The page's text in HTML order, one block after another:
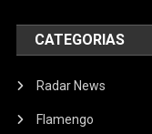
CATEGORIAS
Radar News
Flamengo